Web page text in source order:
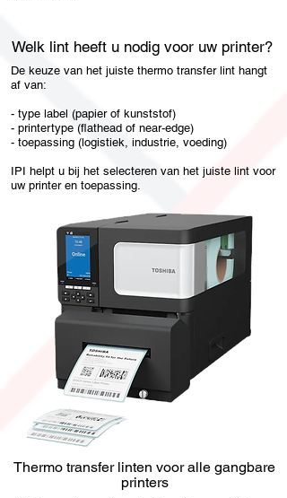
Welk lint heeft u nodig voor uw printer?
De keuze van het juiste thermo transfer lint hangt
af van:
- type label (papier of kunststof)
- printertype (flathead of near-edge)
- toepassing (logistiek, industrie, voeding)
IPI helpt u bij het selecteren van het juiste lint voor
uw printer en toepassing.
Thermo transfer linten voor alle gangbare
printers